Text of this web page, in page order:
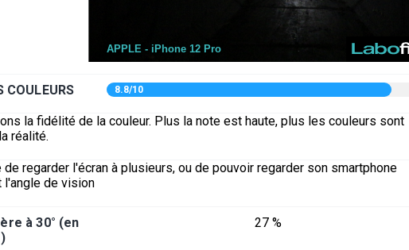
COULEURS 8.8/10
la fidélité de la couleur. Plus la note est haute, plus les couleurs sont
réalité.
de regarder l'écran à plusieurs, ou de pouvoir regarder son smartphone
l'angle de vision
à 30° (en
27 %